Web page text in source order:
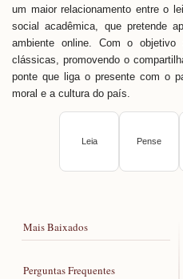
um maior relacionamento entre o
social acadêmica, que pretende
ambiente online. Com o
clássicas, promovendo o
ponte que liga o presente com o
moral e a cultura do país.
Leia Pense
Mais Baixados
Perguntas Frequentes